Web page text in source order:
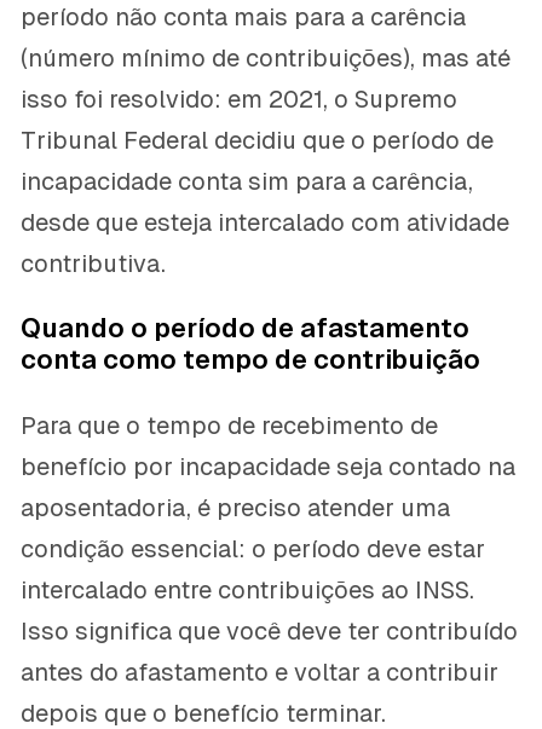
período não conta mais para a carência
(número mínimo de contribuições), mas até
isso foi resolvido: em 2021, o Supremo
Tribunal Federal decidiu que o período de
incapacidade conta sim para a carência,
desde que esteja intercalado com atividade
contributiva.
Quando o período de afastamento
conta como tempo de contribuição
Para que o tempo de recebimento de
benefício por incapacidade seja contado na
aposentadoria, é preciso atender uma
condição essencial: o período deve estar
intercalado entre contribuições ao INSS.
Isso significa que você deve ter contribuído
antes do afastamento e voltar a contribuir
depois que o benefício terminar.